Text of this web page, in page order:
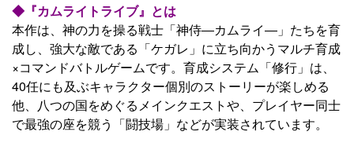
◆『カムライトライブ』とは
本作は、神の力を操る戦士「神侍―カムライ―」たちを育
成し、強大な敵である「ケガレ」に立ち向かうマルチ育成
×コマンドバトルゲームです。育成システム「修行」は、
40任にも及ぶキャラクター個別のストーリーが楽しめる
他、八つの国をめぐるメインクエストや、プレイヤー同士
で最強の座を競う「闘技場」などが実装されています。